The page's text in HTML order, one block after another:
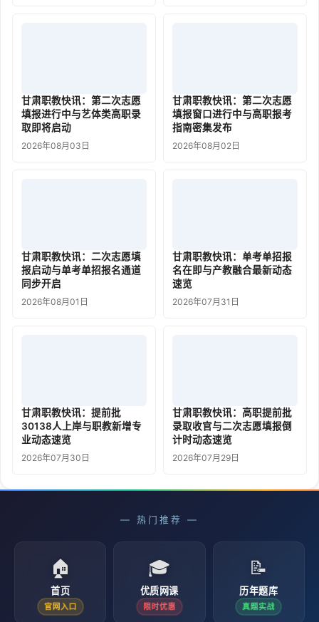
甘肃职教快讯：第二次志愿
填报进行中与艺体类高职录
取即将启动
2026年08月03日
甘肃职教快讯：第二次志愿
填报窗口进行中与高职报考
指南密集发布
2026年08月02日
甘肃职教快讯：二次志愿填
报启动与单考单招报名通道
同步开启
2026年08月01日
甘肃职教快讯：单考单招报
名在即与产教融合最新动态
速览
2026年07月31日
甘肃职教快讯：提前批
30138人上岸与职教新增专
业动态速览
2026年07月30日
甘肃职教快讯：高职提前批
录取收官与二次志愿填报倒
计时动态速览
2026年07月29日
— 热门推荐 —
🏠
首页
官网入口
🎓
优质网课
限时优惠
📝
历年题库
真题实战